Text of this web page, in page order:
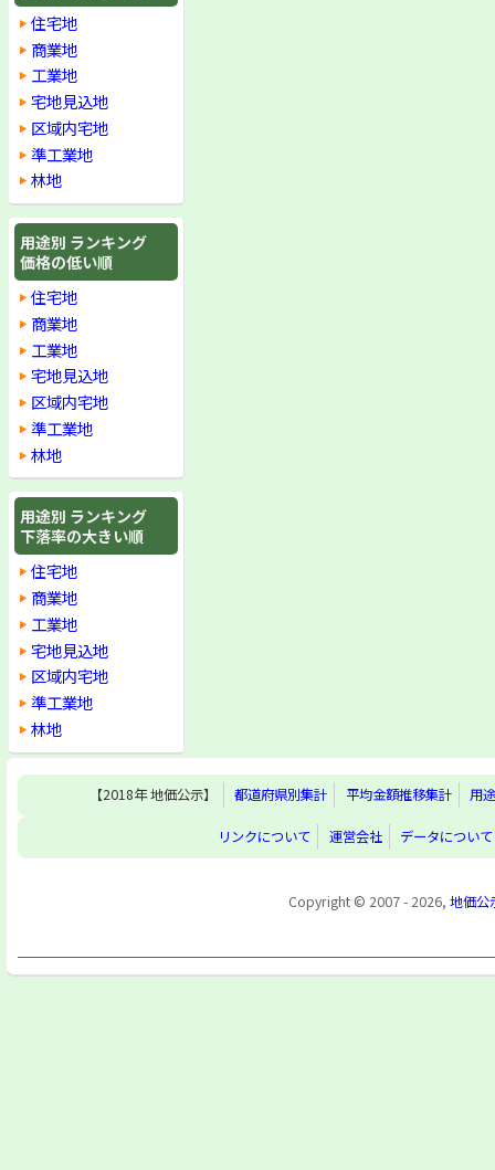
住宅地
商業地
工業地
宅地見込地
区域内宅地
準工業地
林地
用途別 ランキング
価格の低い順
住宅地
商業地
工業地
宅地見込地
区域内宅地
準工業地
林地
用途別 ランキング
下落率の大きい順
住宅地
商業地
工業地
宅地見込地
区域内宅地
準工業地
林地
【2018年 地価公示】 都道府県別集計 平均金額推移集計 用
リンクについて 運営会社 データについて
Copyright © 2007 - 2026, 地価公